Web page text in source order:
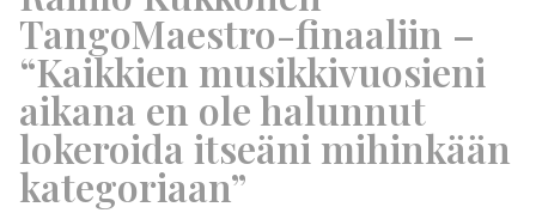
TangoMaestro-finaaliin –
“Kaikkien musikkivuosieni
aikana en ole halunnut
lokeroida itseäni mihinkään
kategoriaan”